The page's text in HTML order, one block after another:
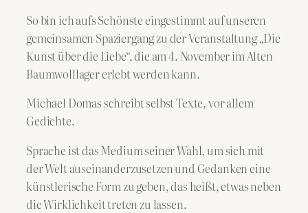
So bin ich aufs Schönste eingestimmt auf unseren
gemeinsamen Spaziergang zu der Veranstaltung „Die
Kunst über die Liebe“, die am 4. November im Alten
Baumwolllager erlebt werden kann.
Michael Domas schreibt selbst Texte, vor allem
Gedichte.
Sprache ist das Medium seiner Wahl, um sich mit
der Welt auseinanderzusetzen und Gedanken eine
künstlerische Form zu geben, das heißt, etwas neben
die Wirklichkeit treten zu lassen.